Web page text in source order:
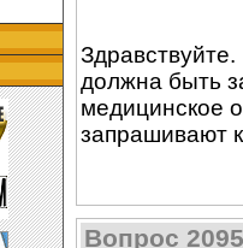
должна быть
медицинское
запрашивают
Вопрос